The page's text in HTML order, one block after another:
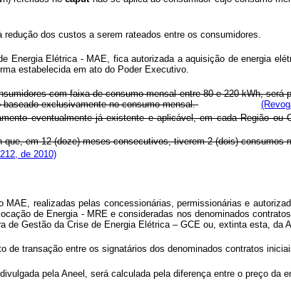
dos custos a serem rateados entre os consumidores.
Energia Elétrica - MAE, fica autorizada a aquisição de energia
estabelecida em ato do Poder Executivo.
com faixa de consumo mensal entre 80 e 220 kWh,
baseado exclusivamente no consumo mensal.
eventualmente já existente e aplicável, em cada Região
em 12 (doze) meses consecutivos, tiverem 2 (dois)
de 2010)
realizadas pelas concessionárias, permissionárias e
de Energia - MRE e consideradas nos denominados
Gestão da Crise de Energia Elétrica – GCE ou, extinta esta, da
de transação entre os signatários dos denominados contratos
pela Aneel, será calculada pela diferença entre o preço da